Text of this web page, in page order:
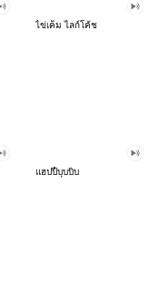
ไข่เค็ม ไลก์โค้ช
แฮปปี้บุบบิบ